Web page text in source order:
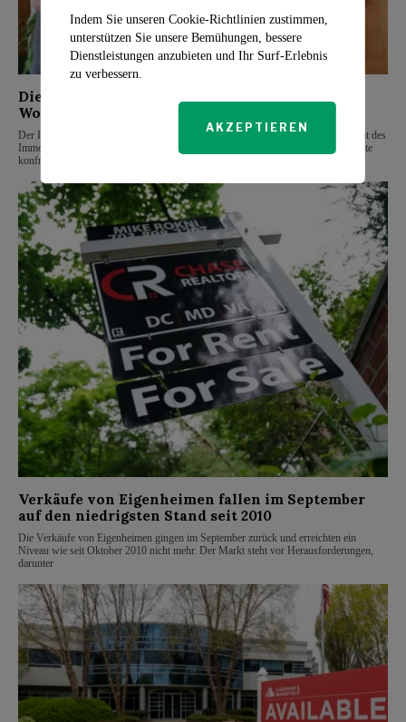
Die größte Herausforderung auf dem heutigen
Wohnungsmarkt: Die Knappheit
Der Immobilienmarkt steht vor zahlreichen Herausforderungen, aber nach Ansicht des
Immobilienmaklers Drew Scott ist der „größte Unterschied“, mit dem Käufer heute
konfrontiert sind, die
Verkäufe von Eigenheimen fallen im September
auf den niedrigsten Stand seit 2010
Die Verkäufe von Eigenheimen gingen im September zurück und erreichten ein
Niveau wie seit Oktober 2010 nicht mehr. Der Markt steht vor Herausforderungen,
darunter
Indem Sie unseren Cookie-Richtlinien zustimmen,
unterstützen Sie unsere Bemühungen, bessere
Dienstleistungen anzubieten und Ihr Surf-Erlebnis
zu verbessern.
AKZEPTIEREN